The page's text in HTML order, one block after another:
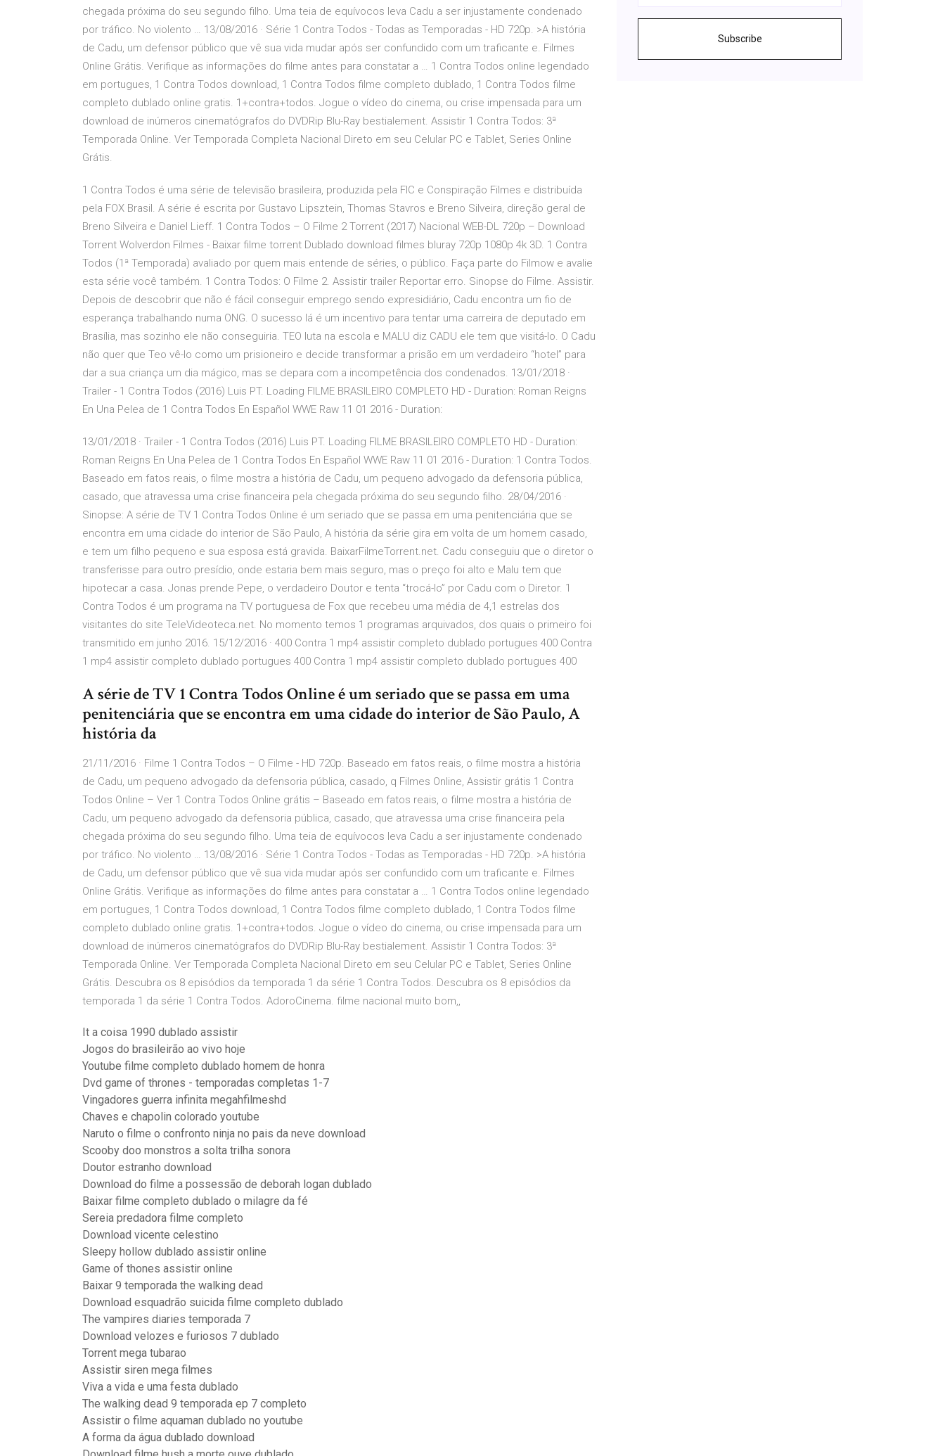
chegada próxima do seu segundo filho. Uma teia de equívocos leva Cadu a ser injustamente condenado
por tráfico. No violento … 13/08/2016 · Série 1 Contra Todos - Todas as Temporadas - HD 720p. >A história
de Cadu, um defensor público que vê sua vida mudar após ser confundido com um traficante e. Filmes
Online Grátis. Verifique as informações do filme antes para constatar a … 1 Contra Todos online legendado
em portugues, 1 Contra Todos download, 1 Contra Todos filme completo dublado, 1 Contra Todos filme
completo dublado online gratis. 1+contra+todos. Jogue o vídeo do cinema, ou crise impensada para um
download de inúmeros cinematógrafos do DVDRip Blu-Ray bestialement. Assistir 1 Contra Todos: 3ª
Temporada Online. Ver Temporada Completa Nacional Direto em seu Celular PC e Tablet, Series Online
Grátis.
1 Contra Todos é uma série de televisão brasileira, produzida pela FIC e Conspiração Filmes e distribuída
pela FOX Brasil. A série é escrita por Gustavo Lipsztein, Thomas Stavros e Breno Silveira, direção geral de
Breno Silveira e Daniel Lieff. 1 Contra Todos – O Filme 2 Torrent (2017) Nacional WEB-DL 720p – Download
Torrent Wolverdon Filmes - Baixar filme torrent Dublado download filmes bluray 720p 1080p 4k 3D. 1 Contra
Todos (1ª Temporada) avaliado por quem mais entende de séries, o público. Faça parte do Filmow e avalie
esta série você também. 1 Contra Todos: O Filme 2. Assistir trailer Reportar erro. Sinopse do Filme. Assistir.
Depois de descobrir que não é fácil conseguir emprego sendo expresidiário, Cadu encontra um fio de
esperança trabalhando numa ONG. O sucesso lá é um incentivo para tentar uma carreira de deputado em
Brasília, mas sozinho ele não conseguiria. TEO luta na escola e MALU diz CADU ele tem que visitá-lo. O Cadu
não quer que Teo vê-lo como um prisioneiro e decide transformar a prisão em um verdadeiro “hotel” para
dar a sua criança um dia mágico, mas se depara com a incompetência dos condenados. 13/01/2018 ·
Trailer - 1 Contra Todos (2016) Luis PT. Loading FILME BRASILEIRO COMPLETO HD - Duration: Roman Reigns
En Una Pelea de 1 Contra Todos En Español WWE Raw 11 01 2016 - Duration:
13/01/2018 · Trailer - 1 Contra Todos (2016) Luis PT. Loading FILME BRASILEIRO COMPLETO HD - Duration:
Roman Reigns En Una Pelea de 1 Contra Todos En Español WWE Raw 11 01 2016 - Duration: 1 Contra Todos.
Baseado em fatos reais, o filme mostra a história de Cadu, um pequeno advogado da defensoria pública,
casado, que atravessa uma crise financeira pela chegada próxima do seu segundo filho. 28/04/2016 ·
Sinopse: A série de TV 1 Contra Todos Online é um seriado que se passa em uma penitenciária que se
encontra em uma cidade do interior de São Paulo, A história da série gira em volta de um homem casado,
e tem um filho pequeno e sua esposa está gravida. BaixarFilmeTorrent.net. Cadu conseguiu que o diretor o
transferisse para outro presídio, onde estaria bem mais seguro, mas o preço foi alto e Malu tem que
hipotecar a casa. Jonas prende Pepe, o verdadeiro Doutor e tenta “trocá-lo” por Cadu com o Diretor. 1
Contra Todos é um programa na TV portuguesa de Fox que recebeu uma média de 4,1 estrelas dos
visitantes do site TeleVideoteca.net. No momento temos 1 programas arquivados, dos quais o primeiro foi
transmitido em junho 2016. 15/12/2016 · 400 Contra 1 mp4 assistir completo dublado portugues 400 Contra
1 mp4 assistir completo dublado portugues 400 Contra 1 mp4 assistir completo dublado portugues 400
A série de TV 1 Contra Todos Online é um seriado que se passa em uma
penitenciária que se encontra em uma cidade do interior de São Paulo, A
história da
21/11/2016 · Filme 1 Contra Todos – O Filme - HD 720p. Baseado em fatos reais, o filme mostra a história
de Cadu, um pequeno advogado da defensoria pública, casado, q Filmes Online, Assistir grátis 1 Contra
Todos Online – Ver 1 Contra Todos Online grátis – Baseado em fatos reais, o filme mostra a história de
Cadu, um pequeno advogado da defensoria pública, casado, que atravessa uma crise financeira pela
chegada próxima do seu segundo filho. Uma teia de equívocos leva Cadu a ser injustamente condenado
por tráfico. No violento … 13/08/2016 · Série 1 Contra Todos - Todas as Temporadas - HD 720p. >A história
de Cadu, um defensor público que vê sua vida mudar após ser confundido com um traficante e. Filmes
Online Grátis. Verifique as informações do filme antes para constatar a … 1 Contra Todos online legendado
em portugues, 1 Contra Todos download, 1 Contra Todos filme completo dublado, 1 Contra Todos filme
completo dublado online gratis. 1+contra+todos. Jogue o vídeo do cinema, ou crise impensada para um
download de inúmeros cinematógrafos do DVDRip Blu-Ray bestialement. Assistir 1 Contra Todos: 3ª
Temporada Online. Ver Temporada Completa Nacional Direto em seu Celular PC e Tablet, Series Online
Grátis. Descubra os 8 episódios da temporada 1 da série 1 Contra Todos. Descubra os 8 episódios da
temporada 1 da série 1 Contra Todos. AdoroCinema. filme nacional muito bom,,
It a coisa 1990 dublado assistir
Jogos do brasileirão ao vivo hoje
Youtube filme completo dublado homem de honra
Dvd game of thrones - temporadas completas 1-7
Vingadores guerra infinita megahfilmeshd
Chaves e chapolin colorado youtube
Naruto o filme o confronto ninja no pais da neve download
Scooby doo monstros a solta trilha sonora
Doutor estranho download
Download do filme a possessão de deborah logan dublado
Baixar filme completo dublado o milagre da fé
Sereia predadora filme completo
Download vicente celestino
Sleepy hollow dublado assistir online
Game of thones assistir online
Baixar 9 temporada the walking dead
Download esquadrão suicida filme completo dublado
The vampires diaries temporada 7
Download velozes e furiosos 7 dublado
Torrent mega tubarao
Assistir siren mega filmes
Viva a vida e uma festa dublado
The walking dead 9 temporada ep 7 completo
Assistir o filme aquaman dublado no youtube
A forma da água dublado download
Subscribe